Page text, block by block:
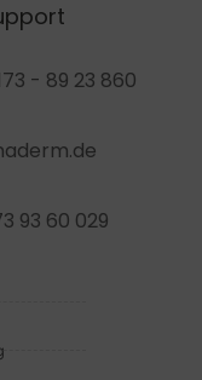
- 89 23 860
93 60 029